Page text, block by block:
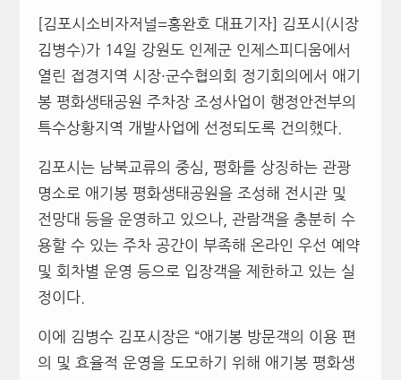
[김포시소비자저널=홍완호 대표기자] 김포시(시장
김병수)가 14일 강원도 인제군 인제스피디움에서
열린 접경지역 시장·군수협의회 정기회의에서 애기
봉 평화생태공원 주차장 조성사업이 행정안전부의
특수상황지역 개발사업에 선정되도록 건의했다.
김포시는 남북교류의 중심, 평화를 상징하는 관광
명소로 애기봉 평화생태공원을 조성해 전시관 및
전망대 등을 운영하고 있으나, 관람객을 충분히 수
용할 수 있는 주차 공간이 부족해 온라인 우선 예약
및 회차별 운영 등으로 입장객을 제한하고 있는 실
정이다.
이에 김병수 김포시장은 “애기봉 방문객의 이용 편
의 및 효율적 운영을 도모하기 위해 애기봉 평화생